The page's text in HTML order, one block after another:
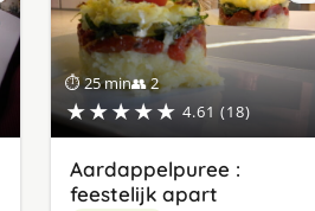
⏱ 25 min👥 2
★★★★★ 4.61 (18)
Aardappelpuree :
feestelijk apart